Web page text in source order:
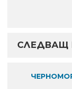
СЛЕДВАЩ